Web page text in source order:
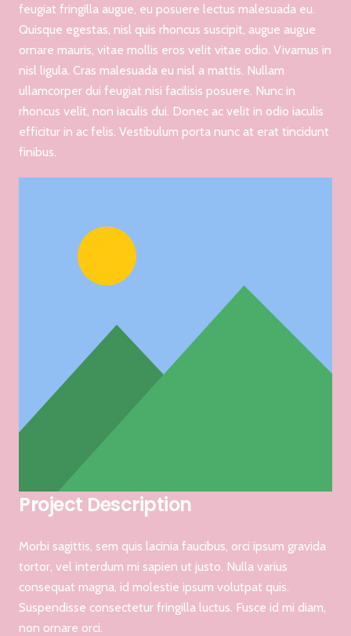
feugiat fringilla augue, eu posuere lectus malesuada eu.
Quisque egestas, nisl quis rhoncus suscipit, augue augue
ornare mauris, vitae mollis eros velit vitae odio. Vivamus in
nisl ligula. Cras malesuada eu nisl a mattis. Nullam
ullamcorper dui feugiat nisi facilisis posuere. Nunc in
rhoncus velit, non iaculis dui. Donec ac velit in odio iaculis
efficitur in ac felis. Vestibulum porta nunc at erat tincidunt
finibus.
Project Description
Morbi sagittis, sem quis lacinia faucibus, orci ipsum gravida
tortor, vel interdum mi sapien ut justo. Nulla varius
consequat magna, id molestie ipsum volutpat quis.
Suspendisse consectetur fringilla luctus. Fusce id mi diam,
non ornare orci.